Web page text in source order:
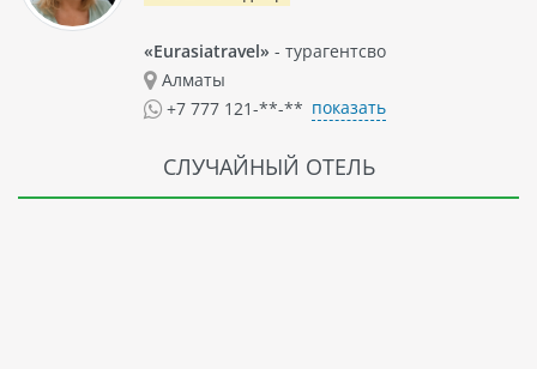
«Eurasiatravel» - турагентсво
Алматы
+7 777 121-**-** показать
СЛУЧАЙНЫЙ ОТЕЛЬ